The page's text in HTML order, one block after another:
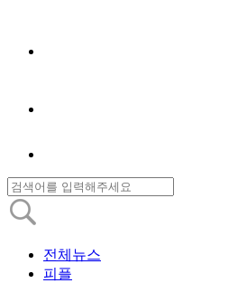
전체뉴스
피플